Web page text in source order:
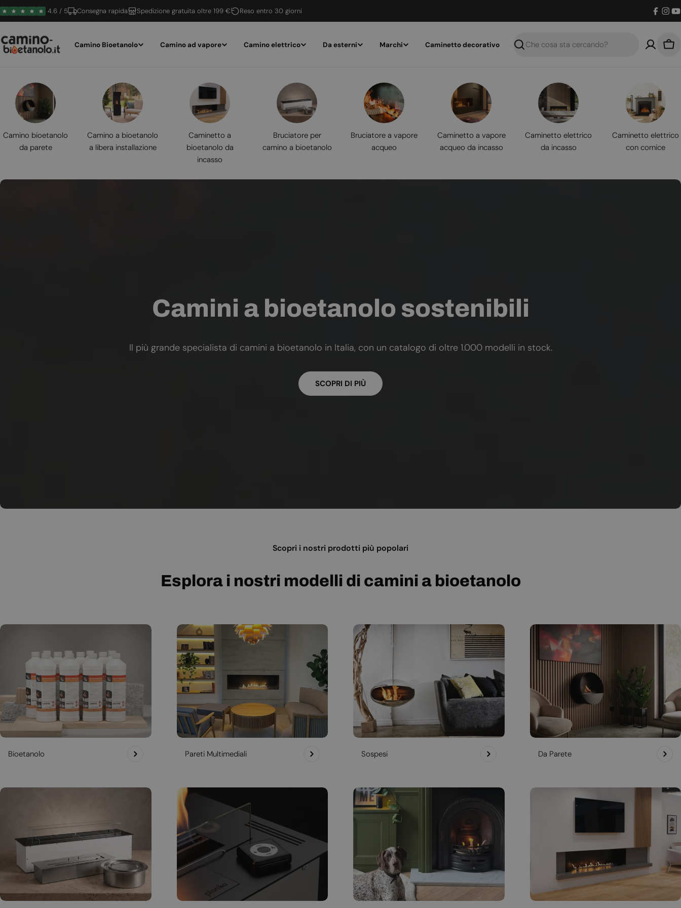
Vai
al
4.6 / 5 Consegna rapida Spedizione gratuita oltre 199 € Reso entro 30 giorni
Camino Bioetanolo Camino ad vapore Camino elettrico Da esterni Marchi Caminetto decorativo
Ricerca
Camino bioetanolo
da parete
Camino a bioetanolo
a libera installazione
Caminetto a
bioetanolo da
incasso
Bruciatore per
camino a bioetanolo
Bruciatore a vapore
acqueo
Caminetto a vapore
acqueo da incasso
Caminetto elettrico
da incasso
Caminetto elettrico
con cornice
Camini a bioetanolo sostenibili
Il più grande specialista di camini a bioetanolo in Italia, con un catalogo di oltre 1.000 modelli in stock.
SCOPRI DI PIÙ
Scopri i nostri prodotti più popolari
Esplora i nostri modelli di camini a bioetanolo
Bioetanolo Pareti Multimediali Sospesi Da Parete